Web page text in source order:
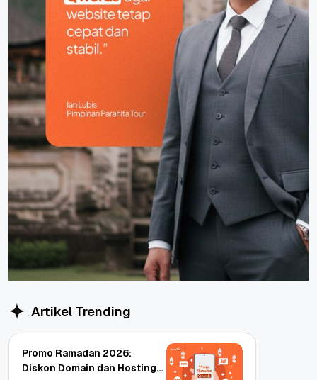
Artikel Trending
Promo Ramadan 2026:
Diskon Domain dan Hosting